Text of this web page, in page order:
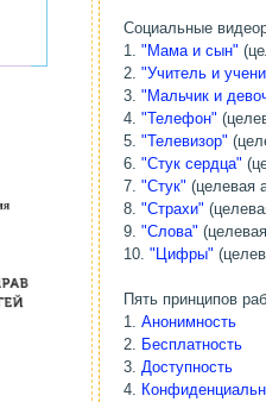
Социальные
1. "Мама и сын"
2. "Учитель и
3. "Мальчик и
4. "Телефон"
5. "Телевизор"
6. "Стук сердца"
7. "Стук" (целевая
8. "Страхи"
9. "Слова"
10. "Цифры"
Пять принципов
1. Анонимность
2. Бесплатность
3. Доступность
4.